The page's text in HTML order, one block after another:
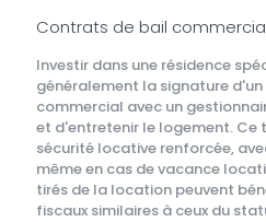
Contrats de bail
Investir dans une résidence
généralement la signature
commercial avec un
et d'entretenir le logement.
sécurité locative renforcée,
même en cas de vacance
tirés de la location peuvent
fiscaux similaires à ceux du